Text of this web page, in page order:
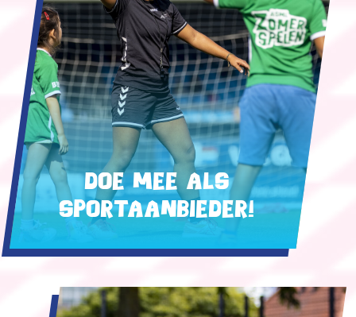
Doe mee als
sportaanbieder!